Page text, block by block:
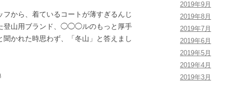
から、着ているコートが薄すぎるんじ
登山用ブランド、◯◯◯ルのもっと厚手
かれた時思わず、「冬山」と答えまし
2019年9月
2019年8月
2019年7月
2019年6月
2019年5月
2019年4月
2019年3月